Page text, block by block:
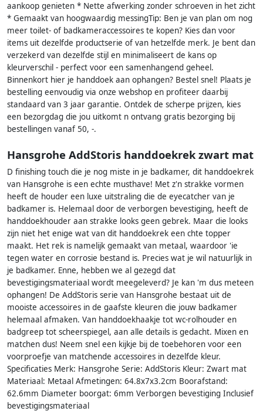
aankoop genieten * Nette afwerking zonder schroeven in het zicht
* Gemaakt van hoogwaardig messingTip: Ben je van plan om nog
meer toilet- of badkameraccessoires te kopen? Kies dan voor
items uit dezelfde productserie of van hetzelfde merk. Je bent dan
verzekerd van dezelfde stijl en minimaliseert de kans op
kleurverschil - perfect voor een samenhangend geheel.
Binnenkort hier je handdoek aan ophangen? Bestel snel! Plaats je
bestelling eenvoudig via onze webshop en profiteer daarbij
standaard van 3 jaar garantie. Ontdek de scherpe prijzen, kies
een bezorgdag die jou uitkomt n ontvang gratis bezorging bij
bestellingen vanaf 50, -.
Hansgrohe AddStoris handdoekrek zwart mat
D finishing touch die je nog miste in je badkamer, dit handdoekrek
van Hansgrohe is een echte musthave! Met z'n strakke vormen
heeft de houder een luxe uitstraling die de eyecatcher van je
badkamer is. Helemaal door de verborgen bevestiging, heeft de
handdoekhouder aan strakke looks geen gebrek. Maar die looks
zijn niet het enige wat van dit handdoekrek een chte topper
maakt. Het rek is namelijk gemaakt van metaal, waardoor 'ie
tegen water en corrosie bestand is. Precies wat je wil natuurlijk in
je badkamer. Enne, hebben we al gezegd dat
bevestigingsmateriaal wordt meegeleverd? Je kan 'm dus meteen
ophangen! De AddStoris serie van Hansgrohe bestaat uit de
mooiste accessoires in de gaafste kleuren die jouw badkamer
helemaal afmaken. Van handdoekhaakje tot wc-rolhouder en
badgreep tot scheerspiegel, aan alle details is gedacht. Mixen en
matchen dus! Neem snel een kijkje bij de toebehoren voor een
voorproefje van matchende accessoires in dezelfde kleur.
Specificaties Merk: Hansgrohe Serie: AddStoris Kleur: Zwart mat
Materiaal: Metaal Afmetingen: 64.8x7x3.2cm Boorafstand:
62.6mm Diameter boorgat: 6mm Verborgen bevestiging Inclusief
bevestigingsmateriaal